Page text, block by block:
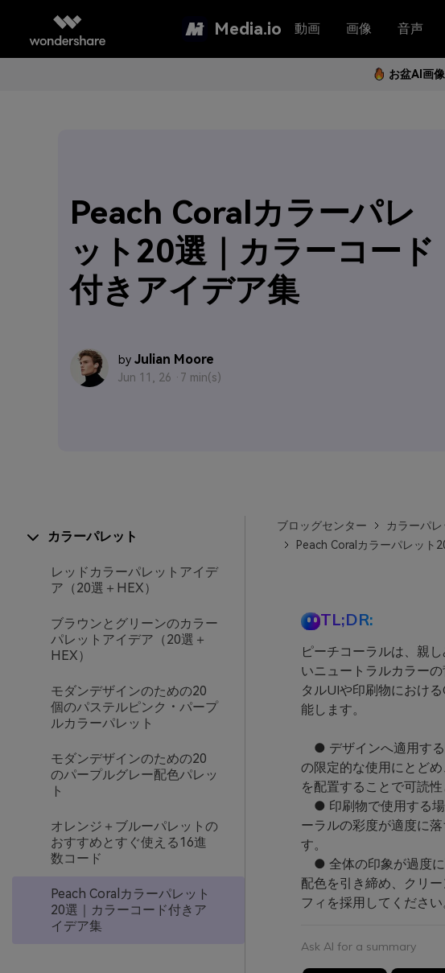
Media.io 動画 画像 音声
お盆AI画
Peach Coralカラーパレ
ット20選｜カラーコード
付きアイデア集
by Julian Moore
Jun 11, 26 · 7 min(s)
カラーパレット
レッドカラーパレットアイデ
ア（20選＋HEX）
ブラウンとグリーンのカラー
パレットアイデア（20選＋
HEX）
モダンデザインのための20
個のパステルピンク・パープ
ルカラーパレット
モダンデザインのための20
のパープルグレー配色パレッ
ト
オレンジ＋ブルーパレットの
おすすめとすぐ使える16進
数コード
Peach Coralカラーパレット
20選｜カラーコード付きア
イデア集
ブロッグセンター
カラーパレ
Peach Coralカラーパレット
TL;DR:
ピーチコーラルは、親
いニュートラルカラー
タルUIや印刷物におけ
能します。
● デザインへ適用する
の限定的な使用にとど
を配置することで可読
● 印刷物で使用する場
ーラルの彩度が適度に
す。
● 全体の印象が過度に
配色を引き締め、クリ
フィを採用してください
Ask AI for a summary